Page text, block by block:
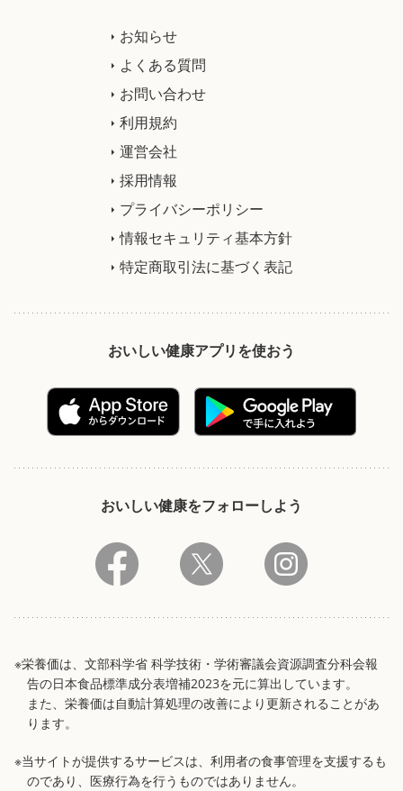
お知らせ
よくある質問
お問い合わせ
利用規約
運営会社
採用情報
プライバシーポリシー
情報セキュリティ基本方針
特定商取引法に基づく表記
おいしい健康アプリを使おう
おいしい健康をフォローしよう
※栄養価は、文部科学省 科学技術・学術審議会資源調査分科会報
告の日本食品標準成分表増補2023を元に算出しています。
また、栄養価は自動計算処理の改善により更新されることがあ
ります。
※当サイトが提供するサービスは、利用者の食事管理を支援するも
のであり、医療行為を行うものではありません。